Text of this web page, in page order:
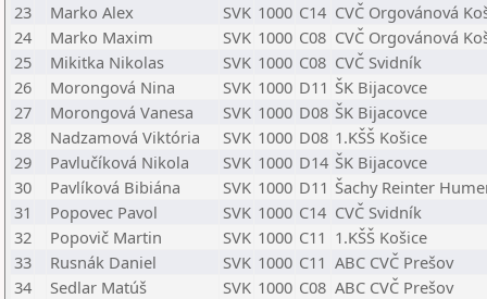
23
Marko Alex SVK 1000 C14 CVČ Orgovánová
24
Marko Maxim SVK 1000 C08 CVČ Orgovánová
25
Mikitka Nikolas SVK 1000 C08 CVČ Svidník
26
Morongová Nina SVK 1000 D11 ŠK Bijacovce
27
Morongová Vanesa SVK 1000 D08 ŠK Bijacovce
28
Nadzamová Viktória SVK 1000 D08 1.KŠŠ Košice
29
Pavlučíková Nikola SVK 1000 D14 ŠK Bijacovce
30
Pavlíková Bibiána SVK 1000 D11 Šachy Reinter
31
Popovec Pavol SVK 1000 C14 CVČ Svidník
32
Popovič Martin SVK 1000 C11 1.KŠŠ Košice
33
Rusnák Daniel SVK 1000 C11 ABC CVČ Prešov
34
Sedlar Matúš SVK 1000 C08 ABC CVČ Prešov